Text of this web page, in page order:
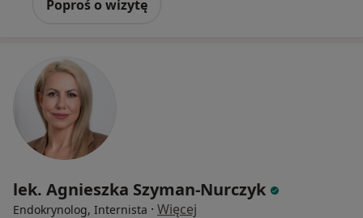
Poproś o wizytę
lek. Agnieszka Szyman-Nurczyk
Endokrynolog, Internista · Więcej